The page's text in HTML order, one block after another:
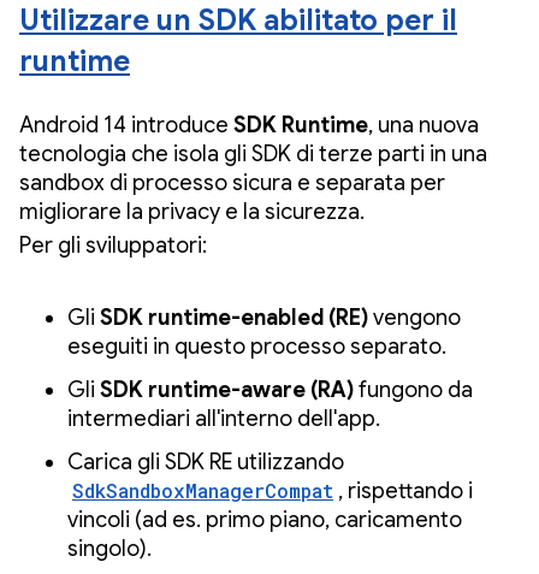
Utilizzare un SDK abilitato per il
runtime
Android 14 introduce SDK Runtime, una nuova
tecnologia che isola gli SDK di terze parti in una
sandbox di processo sicura e separata per
migliorare la privacy e la sicurezza.
Per gli sviluppatori:
Gli SDK runtime-enabled (RE)vengono
eseguiti in questo processo separato.
Gli SDK runtime-aware (RA)fungono da
intermediari all'interno dell'app.
Carica gli SDK RE utilizzando
SdkSandboxManagerCompat , rispettando i
vincoli (ad es. primo piano, caricamento
singolo).